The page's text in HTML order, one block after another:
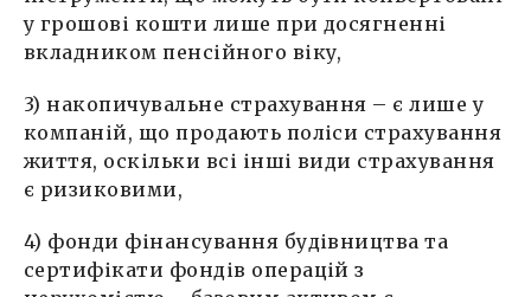
у грошові кошти лише при досягненні
вкладником пенсійного віку,
3) накопичувальне страхування – є лише у
компаній, що продають поліси страхування
життя, оскільки всі інші види страхування
є ризиковими,
4) фонди фінансування будівництва та
сертифікати фондів операцій з